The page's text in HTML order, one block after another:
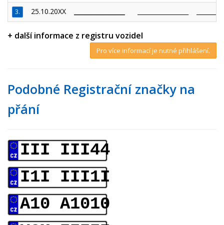
3. 25.10.20XX
+ další informace z registru vozidel
Pro více informací je nutné přihlášení.
Podobné Registrační značky na
přání
III III44
I1I III1I
A10 A1010